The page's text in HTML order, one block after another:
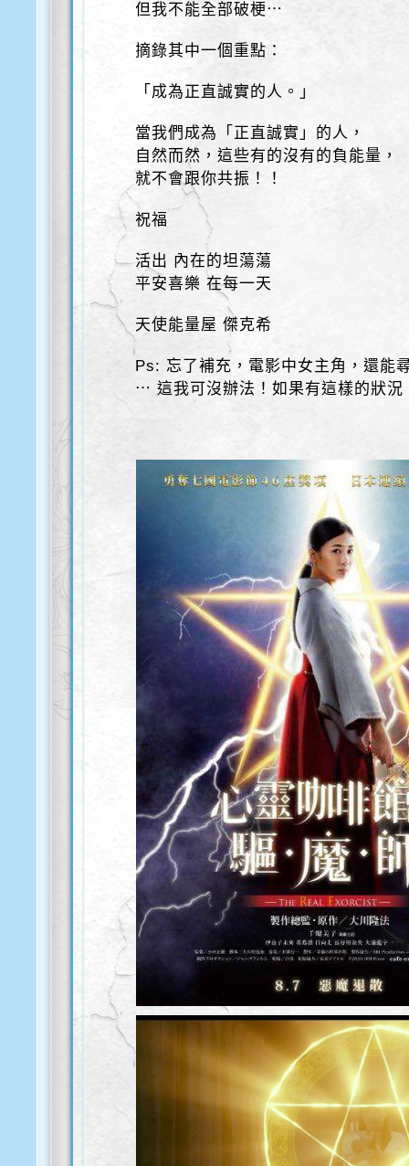
但我不能全部破梗⋯
摘錄其中一個重點：
「成為正直誠實的人。」
當我們成為「正直誠實」的人，
自然而然，這些有的沒有的負能量，
就不會跟你共振！！
祝福
活出 內在的坦蕩蕩
平安喜樂 在每一天
天使能量屋 傑克希
Ps: 忘了補充，電影中女主角，還能
⋯ 這我可沒辦法！如果有這樣的狀況